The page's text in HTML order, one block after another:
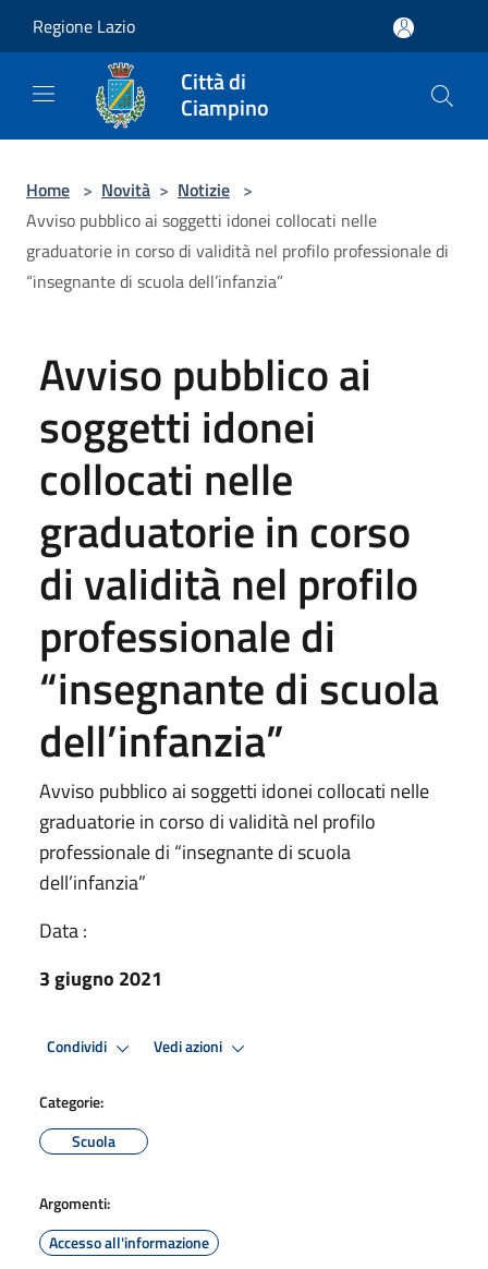
Regione Lazio
Città di
Ciampino
Home > Novità > Notizie >
Avviso pubblico ai soggetti idonei collocati nelle
graduatorie in corso di validità nel profilo professionale di
“insegnante di scuola dell’infanzia”
Avviso pubblico ai
soggetti idonei
collocati nelle
graduatorie in corso
di validità nel profilo
professionale di
“insegnante di scuola
dell’infanzia”
Avviso pubblico ai soggetti idonei collocati nelle
graduatorie in corso di validità nel profilo
professionale di “insegnante di scuola
dell’infanzia”
Data :
3 giugno 2021
Condividi Vedi azioni
Categorie:
Scuola
Argomenti:
Accesso all'informazione